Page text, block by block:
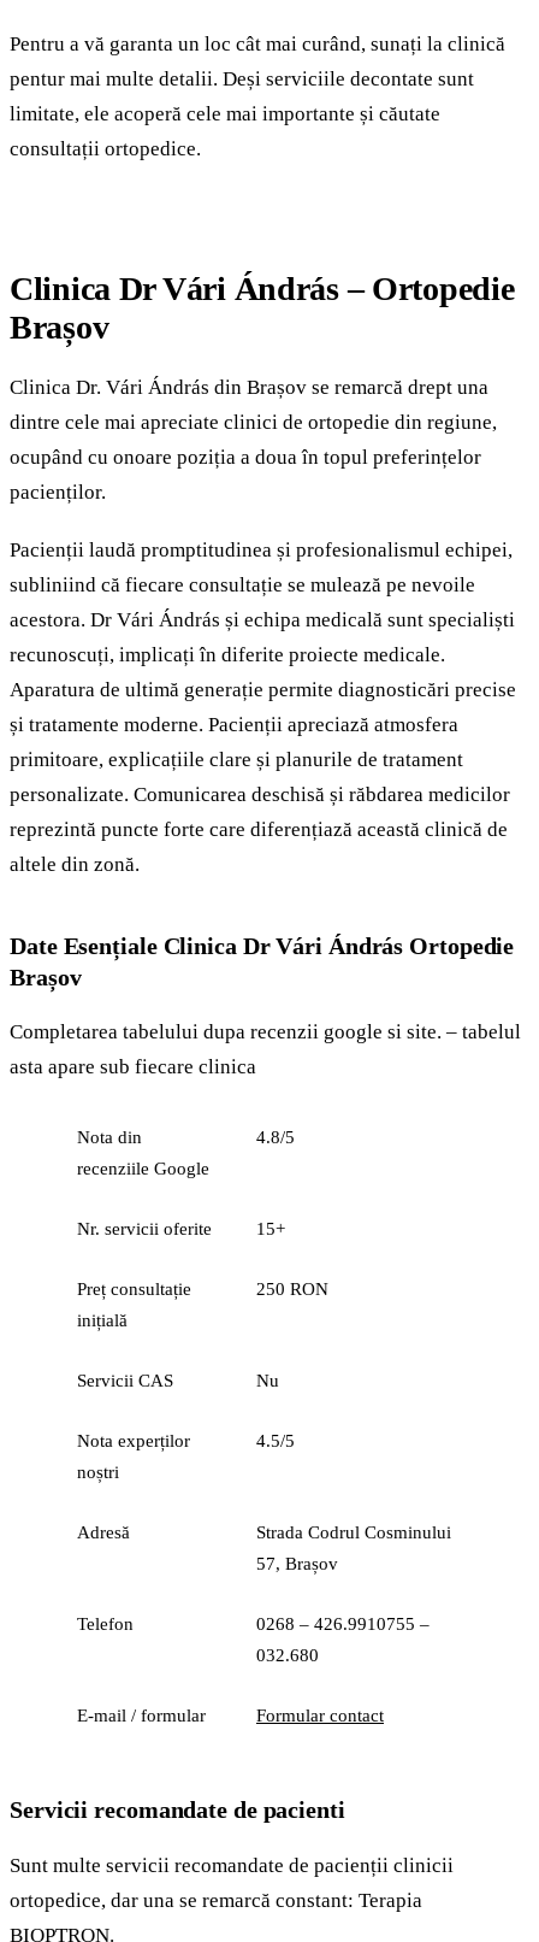
Pentru a vă garanta un loc cât mai curând, sunați la clinică
pentur mai multe detalii. Deși serviciile decontate sunt
limitate, ele acoperă cele mai importante și căutate
consultații ortopedice.
Clinica Dr Vári Ándrás – Ortopedie
Brașov
Clinica Dr. Vári Ándrás din Brașov se remarcă drept una
dintre cele mai apreciate clinici de ortopedie din regiune,
ocupând cu onoare poziția a doua în topul preferințelor
pacienților.
Pacienții laudă promptitudinea și profesionalismul echipei,
subliniind că fiecare consultație se mulează pe nevoile
acestora. Dr Vári Ándrás și echipa medicală sunt specialiști
recunoscuți, implicați în diferite proiecte medicale.
Aparatura de ultimă generație permite diagnosticări precise
și tratamente moderne. Pacienții apreciază atmosfera
primitoare, explicațiile clare și planurile de tratament
personalizate. Comunicarea deschisă și răbdarea medicilor
reprezintă puncte forte care diferențiază această clinică de
altele din zonă.
Date Esențiale Clinica Dr Vári Ándrás Ortopedie
Brașov
Completarea tabelului dupa recenzii google si site. – tabelul
asta apare sub fiecare clinica
Nota din
recenziile Google
4.8/5
Nr. servicii oferite 15+
Preț consultație
inițială
250 RON
Servicii CAS Nu
Nota experților
noștri
4.5/5
Adresă
Strada Codrul Cosminului
57, Brașov
Telefon
0268 – 426.9910755 –
032.680
E-mail / formular Formular contact
Servicii recomandate de pacienti
Sunt multe servicii recomandate de pacienții clinicii
ortopedice, dar una se remarcă constant: Terapia
BIOPTRON.